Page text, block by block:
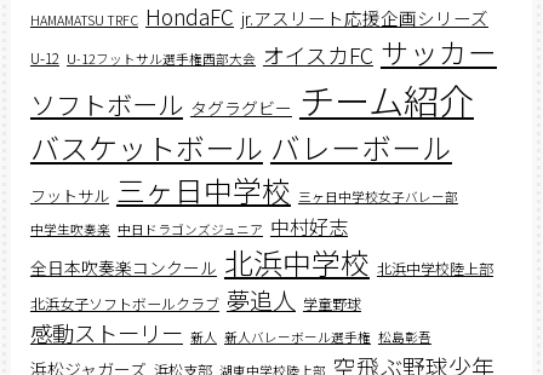
HAMAMATSU TRFC HondaFC jr.アスリート応援企画シリーズ
U-12 U-12フットサル選手権西部大会 オイスカFC サッカー
ソフトボール タグラグビー チーム紹介
バスケットボール バレーボール
フットサル 三ヶ日中学校 三ヶ日中学校女子バレー部
中学生吹奏楽 中日ドラゴンズジュニア 中村好志
全日本吹奏楽コンクール 北浜中学校 北浜中学校陸上部
北浜女子ソフトボールクラブ 夢追人 学童野球
感動ストーリー 新人 新人バレーボール選手権 松島彰吾
浜松ジャガーズ 浜松支部 湖東中学校陸上部 空飛ぶ野球少年